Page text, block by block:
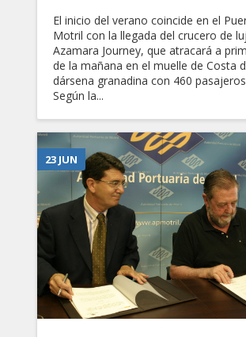
El inicio del verano coincide en el
Motril con la llegada del crucero de
Azamara Journey, que atracará a
de la mañana en el muelle de Costa
dársena granadina con 460
Según la...
23 JUN